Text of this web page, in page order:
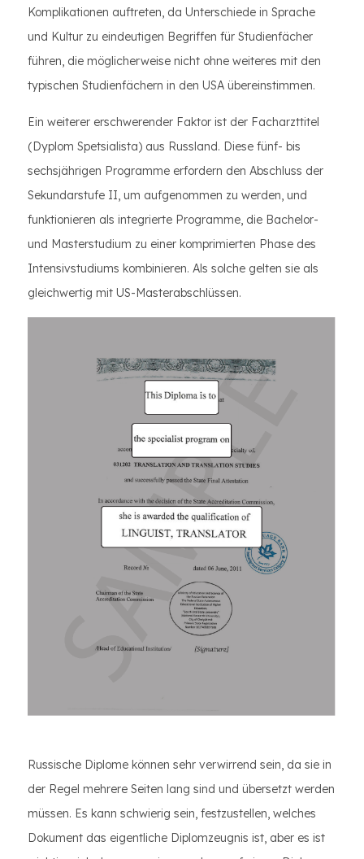
Komplikationen auftreten, da Unterschiede in Sprache
und Kultur zu eindeutigen Begriffen für Studienfächer
führen, die möglicherweise nicht ohne weiteres mit den
typischen Studienfächern in den USA übereinstimmen.
Ein weiterer erschwerender Faktor ist der Facharzttitel
(Dyplom Spetsialista) aus Russland. Diese fünf- bis
sechsjährigen Programme erfordern den Abschluss der
Sekundarstufe II, um aufgenommen zu werden, und
funktionieren als integrierte Programme, die Bachelor-
und Masterstudium zu einer komprimierten Phase des
Intensivstudiums kombinieren. Als solche gelten sie als
gleichwertig mit US-Masterabschlüssen.
Russische Diplome können sehr verwirrend sein, da sie in
der Regel mehrere Seiten lang sind und übersetzt werden
müssen. Es kann schwierig sein, festzustellen, welches
Dokument das eigentliche Diplomzeugnis ist, aber es ist